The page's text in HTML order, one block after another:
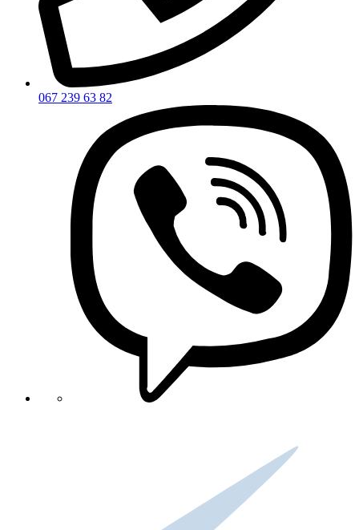
067 239 63 82